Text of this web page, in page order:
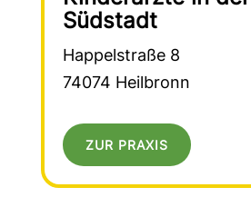
Südstadt
Happelstraße 8
74074 Heilbronn
ZUR PRAXIS